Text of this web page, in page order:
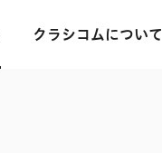
クラシコムについて